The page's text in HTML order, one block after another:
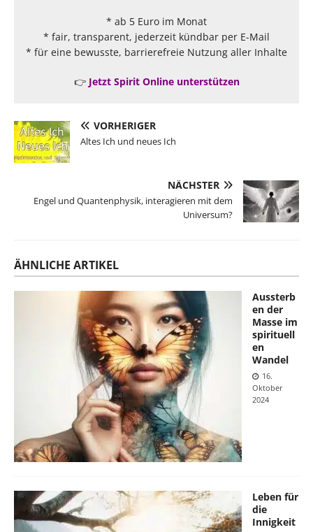
* ab 5 Euro im Monat
* fair, transparent, jederzeit kündbar per E-Mail
* für eine bewusste, barrierefreie Nutzung aller Inhalte
👉 Jetzt Spirit Online unterstützen
VORHERIGER
Altes Ich und neues Ich
NÄCHSTER
Engel und Quantenphysik, interagieren mit dem
Universum?
ÄHNLICHE ARTIKEL
Aussterb
en der
Masse im
spirituell
en
Wandel
16.
Oktober
2024
Leben für
die
Innigkeit